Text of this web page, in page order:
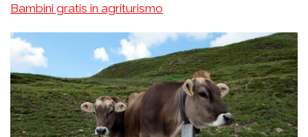
Bambini gratis in agriturismo